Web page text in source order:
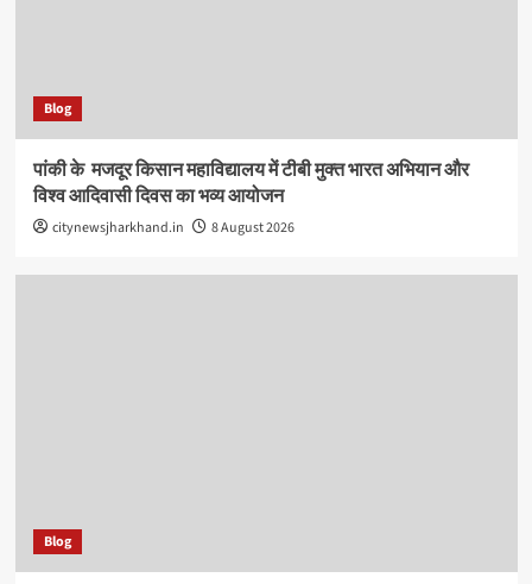
Blog
पांकी के ​ मजदूर किसान महाविद्यालय में टीबी मुक्त भारत अभियान और
विश्व आदिवासी दिवस का भव्य आयोजन
citynewsjharkhand.in 8 August 2026
Blog